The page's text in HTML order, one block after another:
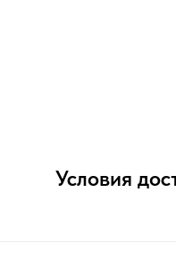
Условия